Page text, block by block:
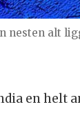
nesten alt
en helt